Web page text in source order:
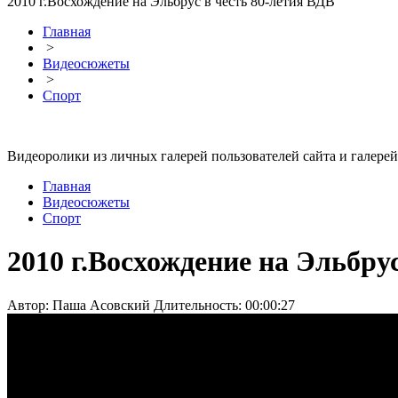
Главная
>
Видеосюжеты
>
Спорт
Видеоролики из личных галерей пользователей сайта и
Главная
Видеосюжеты
Спорт
2010 г.Восхождение на
Автор: Паша Асовский Длительность: 00:00:27